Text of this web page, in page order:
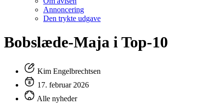
Annoncering
Den trykte udgave
Bobslæde-Maja i Top-10
Kim Engelbrechtsen
17. februar 2026
Alle nyheder